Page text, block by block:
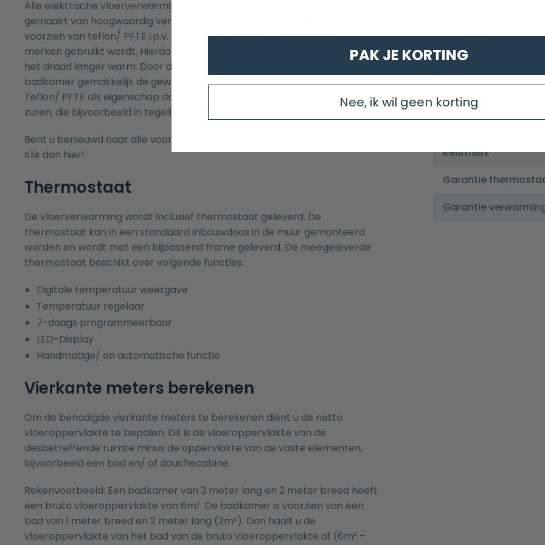
Alle elektrische vloerverwarmingen van Voordelig Design Sanitair zijn
gemaakt van hoogwaardig verwarmingsdraad. Het verwarmingsdraad is
voorzien van teflon/ PFTE i.p.v. PVC, welke door ook andere bekende
merken gebruikt wordt. Hierdoor is de draad zeer hitte bestendig en blijven
het draad langer warm. Door de krachtige warmtegeleider zal de
badkamer gemakkelijk de gewenste temperatuur bereiken. Tevens heeft
Teflon/ PFTE als eigenschap dat het niet aangetast kan worden door
zuren, die bijvoorbeeld in tegellijmen zitten.
Bent u benieuwd naar alle voordelen van de vloerverwarming uitgelegd?
Klik dan hier!
Thermostaat
De vloerverwarming wordt inclusief thermostaat geleverd. De
thermostaat kan in een standaard inbouwdoos in de muur gemonteerd
worden en wordt met een bijpassend frame geleverd. De meegeleverde
thermostaat beschikt over volgende functies:
Digitale temperatuur weergave
Temperatuur regelaar
7-daags programmeerbaar
LED-Display
Handmatige/ en automatische functie
Vierkante meters berekenen
Om de benodigde vierkante meters te berekenen dient u de netto
vloeroppervlakte te bepalen. Dit is de vloeroppervlakte van de
desbetreffende ruimte minus de oppervlakte van de vaste elementen,
bijvoorbeeld een bad en/ of douchecabine.
Rekenvoorbeeld: Een badkamer van 3 meter lang en 2 meter breed heeft
een bruto vloeroppervlakte van 6m². De badkamer is voorzien van een
bad van 1 meter breed en 2 meter lang (2m²). Dan haalt u de
vloeroppervlakte van het bad van de bruto vloeroppervlakte af (6m² –
Incl. thermostaat
Keurmerk
Garantie
Garantie
PAK JE KORTING
Nee, ik wil geen korting